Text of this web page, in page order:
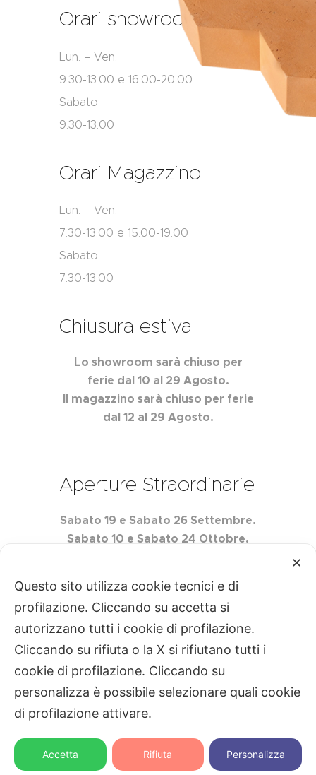
Orari showroom
Lun. – Ven.
9.30-13.00 e 16.00-20.00
Sabato
9.30-13.00
Orari Magazzino
Lun. – Ven.
7.30-13.00 e 15.00-19.00
Sabato
7.30-13.00
Chiusura estiva
Lo showroom sarà chiuso per
ferie dal 10 al 29 Agosto.
Il magazzino sarà chiuso per ferie
dal 12 al 29 Agosto.
Aperture Straordinarie
Sabato 19 e Sabato 26 Settembre.
Sabato 10 e Sabato 24 Ottobre.
Centro Edile Quartarella S.r.l. P.IVA
02493760728
Privacy|Cookie
Svanire.com
Dotcom web agency
✕
Questo sito utilizza cookie tecnici e di
profilazione. Cliccando su accetta si
autorizzano tutti i cookie di profilazione.
Cliccando su rifiuta o la X si rifiutano tutti i
cookie di profilazione. Cliccando su
personalizza è possibile selezionare quali cookie
di profilazione attivare.
Accetta Rifiuta Personalizza
Contattaci
Contattaci